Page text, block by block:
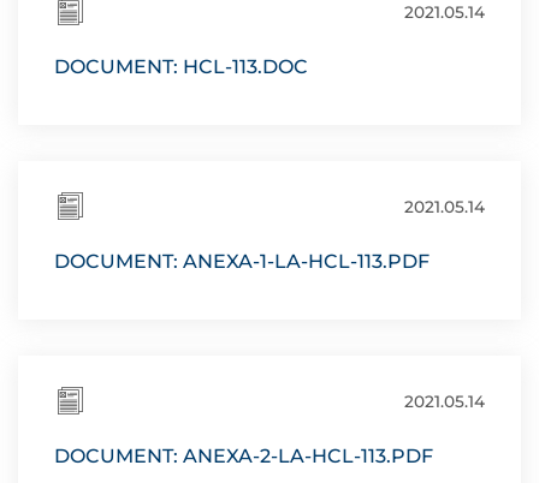
2021.05.14
DOCUMENT: HCL-113.DOC
2021.05.14
DOCUMENT: ANEXA-1-LA-HCL-113.PDF
2021.05.14
DOCUMENT: ANEXA-2-LA-HCL-113.PDF